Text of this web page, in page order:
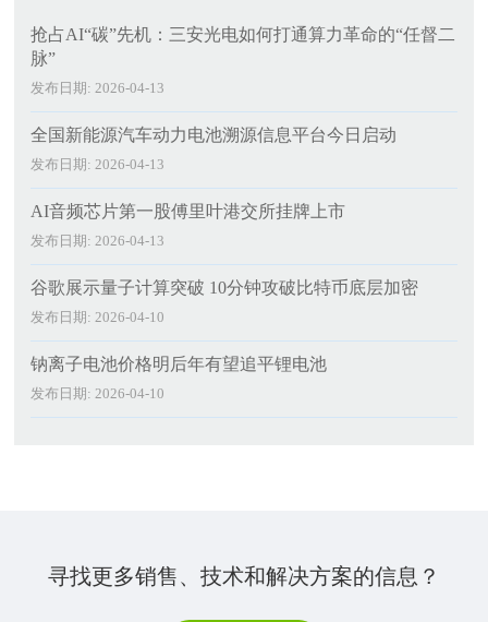
抢占AI“碳”先机：三安光电如何打通算力革命的“任督二
脉”
发布日期: 2026-04-13
全国新能源汽车动力电池溯源信息平台今日启动
发布日期: 2026-04-13
AI音频芯片第一股傅里叶港交所挂牌上市
发布日期: 2026-04-13
谷歌展示量子计算突破 10分钟攻破比特币底层加密
发布日期: 2026-04-10
钠离子电池价格明后年有望追平锂电池
发布日期: 2026-04-10
寻找更多销售、技术和解决方案的信息？